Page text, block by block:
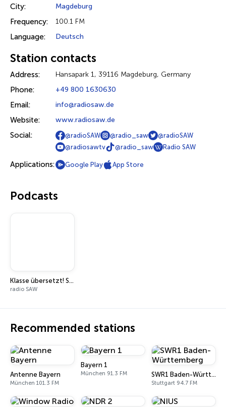
City: Magdeburg
Frequency: 100.1 FM
Language: Deutsch
Station contacts
Address: Hansapark 1, 39116 Magdeburg, Germany
Phone: +49 800 1630630
Email: info@radiosaw.de
Website: www.radiosaw.de
Social: @radioSAW @radio_saw
@radioSAW
@radiosawtv
@radio_saw Radio SAW
Applications: Google Play App Store
Podcasts
Klasse übersetzt! Schüler übersetzen aktuelle Superhits.
radio SAW
Recommended stations
Antenne Bayern
München 101.3 FM
Bayern 1
München 91.3 FM SWR1 Baden-Württemberg
Stuttgart 94.7 FM